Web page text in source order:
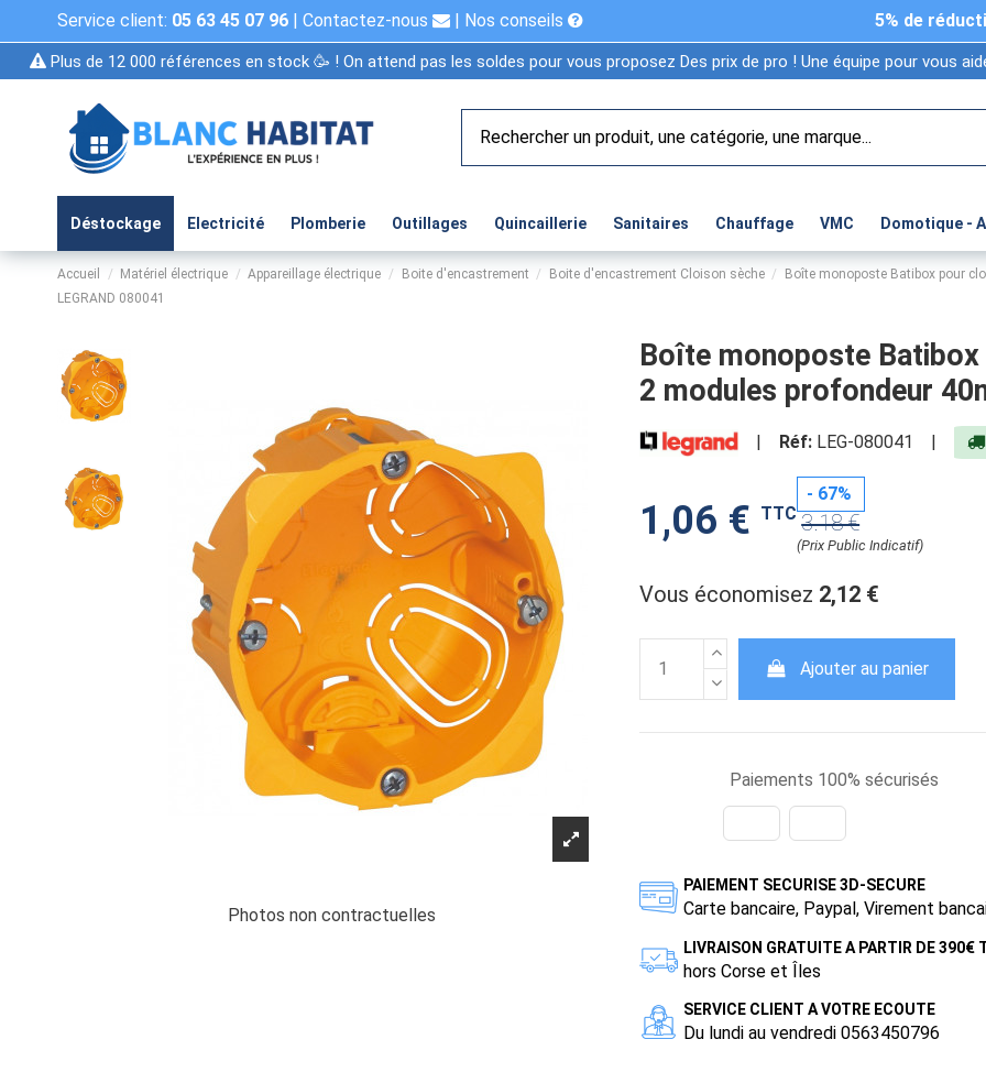
Service client: 05 63 45 07 96 | Contactez-nous | Nos conseils 5% de
Plus de 12 000 références en stock 🥳 ! On attend pas les soldes pour vous proposez Des prix de pro ! Une équipe pour vous
Déstockage Electricité Plomberie Outillages Quincaillerie Sanitaires Chauffage VMC Domotique -
Accueil Matériel électrique Appareillage électrique Boite d'encastrement Boite d'encastrement Cloison sèche
Boîte monoposte Batibox pour
LEGRAND 080041
Photos non contractuelles
Boîte monoposte
2 modules profondeur
Réf: LEG-080041
1,06 € TTC
- 67%
3.18 €
(Prix Public Indicatif)
Vous économisez 2,12 €
Ajouter au panier
Paiements 100% sécurisés
PAIEMENT SECURISE 3D-SECURE
Carte bancaire, Paypal, Virement
LIVRAISON GRATUITE A PARTIR DE 390€
hors Corse et Îles
SERVICE CLIENT A VOTRE ECOUTE
Du lundi au vendredi 0563450796